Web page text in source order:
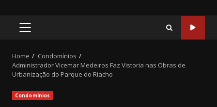
PRIMARY
Home
Condomínios
Administrador Vicemar Medeiros Faz Vistoria nas Obras de
Urbanização do Parque do Riacho
Condomínios